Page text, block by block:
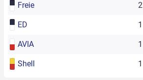
Freie 2
ED 1
AVIA 1
Shell 1